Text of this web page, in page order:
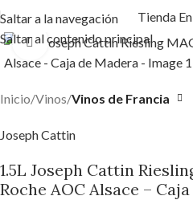
Saltar a la navegación
Saltar al contenido principal
Tienda
Haga clic para ampliar
Inicio Vinos Vinos de Francia
Joseph Cattin
1.5L Joseph Cattin
Roche AOC Alsace –